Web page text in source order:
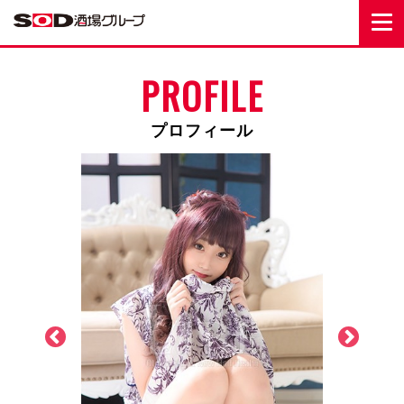
PROFILE
プロフィール